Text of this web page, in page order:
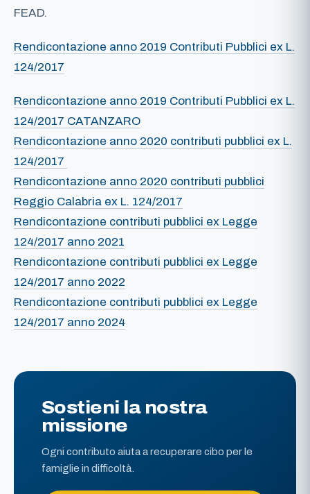
FEAD.
Rendicontazione anno 2019 Contributi Pubblici ex L.
124/2017
Rendicontazione anno 2019 Contributi Pubblici ex L.
124/2017 CATANZARO
Rendicontazione anno 2020 contributi pubblici ex L.
124/2017
Rendicontazione anno 2020 contributi pubblici
Reggio Calabria ex L. 124/2017
Rendicontazione contributi pubblici ex Legge
124/2017 anno 2021
Rendicontazione contributi pubblici ex Legge
124/2017 anno 2022
Rendicontazione contributi pubblici ex Legge
124/2017 anno 2024
Sostieni la nostra
missione
Ogni contributo aiuta a recuperare cibo per le
famiglie in difficoltà.